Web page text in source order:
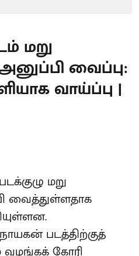
மறு
வைப்பு:
வாய்ப்பு |
மறு
வைத்துள்ளதாக
படத்திற்குத்
கோரி